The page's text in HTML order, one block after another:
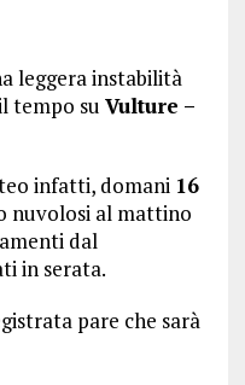
leggera instabilità
tempo su Vulture –
infatti, domani 16
nuvolosi al mattino
dal
in serata.
pare che sarà